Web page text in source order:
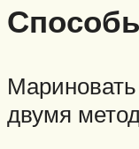
двумя